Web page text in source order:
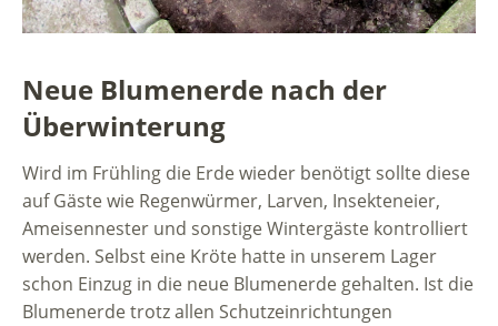
Neue Blumenerde nach der
Überwinterung
Wird im Frühling die Erde wieder benötigt sollte diese
auf Gäste wie Regenwürmer, Larven, Insekteneier,
Ameisennester und sonstige Wintergäste kontrolliert
werden. Selbst eine Kröte hatte in unserem Lager
schon Einzug in die neue Blumenerde gehalten. Ist die
Blumenerde trotz allen Schutzeinrichtungen